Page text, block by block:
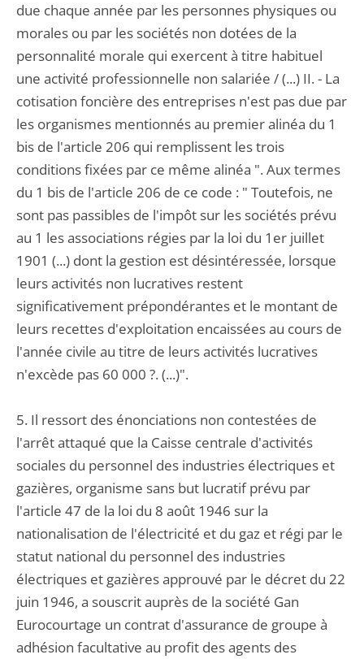
due chaque année par les personnes physiques ou
morales ou par les sociétés non dotées de la
personnalité morale qui exercent à titre habituel
une activité professionnelle non salariée / (...) II. - La
cotisation foncière des entreprises n'est pas due par
les organismes mentionnés au premier alinéa du 1
bis de l'article 206 qui remplissent les trois
conditions fixées par ce même alinéa ". Aux termes
du 1 bis de l'article 206 de ce code : " Toutefois, ne
sont pas passibles de l'impôt sur les sociétés prévu
au 1 les associations régies par la loi du 1er juillet
1901 (...) dont la gestion est désintéressée, lorsque
leurs activités non lucratives restent
significativement prépondérantes et le montant de
leurs recettes d'exploitation encaissées au cours de
l'année civile au titre de leurs activités lucratives
n'excède pas 60 000 ?. (...)".
5. Il ressort des énonciations non contestées de
l'arrêt attaqué que la Caisse centrale d'activités
sociales du personnel des industries électriques et
gazières, organisme sans but lucratif prévu par
l'article 47 de la loi du 8 août 1946 sur la
nationalisation de l'électricité et du gaz et régi par le
statut national du personnel des industries
électriques et gazières approuvé par le décret du 22
juin 1946, a souscrit auprès de la société Gan
Eurocourtage un contrat d'assurance de groupe à
adhésion facultative au profit des agents des